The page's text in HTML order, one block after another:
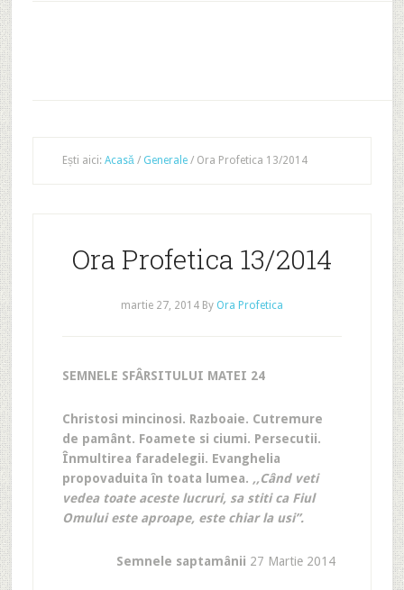
Ești aici: Acasă / Generale /Ora Profetica 13/2014
Ora Profetica 13/2014
martie 27, 2014By Ora Profetica
SEMNELE SFÂRSITULUI MATEI 24
Christosi mincinosi. Razboaie. Cutremure
de pamânt. Foamete si ciumi. Persecutii.
Înmultirea faradelegii. Evanghelia
propovaduita în toata lumea. ,,Când veti
vedea toate aceste lucruri, sa stiti ca Fiul
Omului este aproape, este chiar la usi”.
Semnele saptamânii 27 Martie 2014